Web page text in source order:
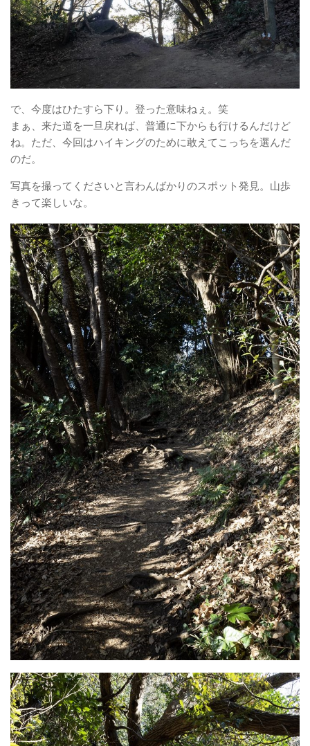
で、今度はひたすら下り。登った意味ねぇ。笑
まぁ、来た道を一旦戻れば、普通に下からも行けるんだけど
ね。ただ、今回はハイキングのために敢えてこっちを選んだ
のだ。
写真を撮ってくださいと言わんばかりのスポット発見。山歩
きって楽しいな。